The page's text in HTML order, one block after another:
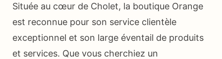
Située au cœur de Cholet, la boutique Orange
est reconnue pour son service clientèle
exceptionnel et son large éventail de produits
et services. Que vous cherchiez un